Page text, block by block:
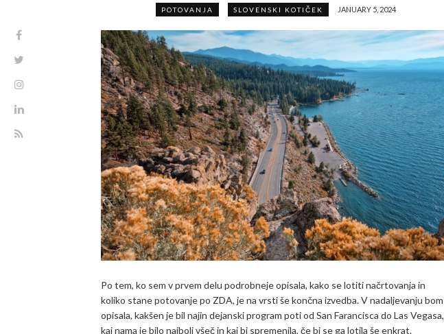
POTOVANJA SLOVENSKI KOTIČEK JANUARY 5, 2024
Po tem, ko sem v prvem delu podrobneje opisala, kako se lotiti načrtovanja in
koliko stane potovanje po ZDA, je na vrsti še končna izvedba. V nadaljevanju bom
opisala, kakšen je bil najin dejanski program poti od San Farancisca do Las Vegasa,
kaj nama je bilo najbolj všeč in kaj bi spremenila, če bi se ga lotila še enkrat.